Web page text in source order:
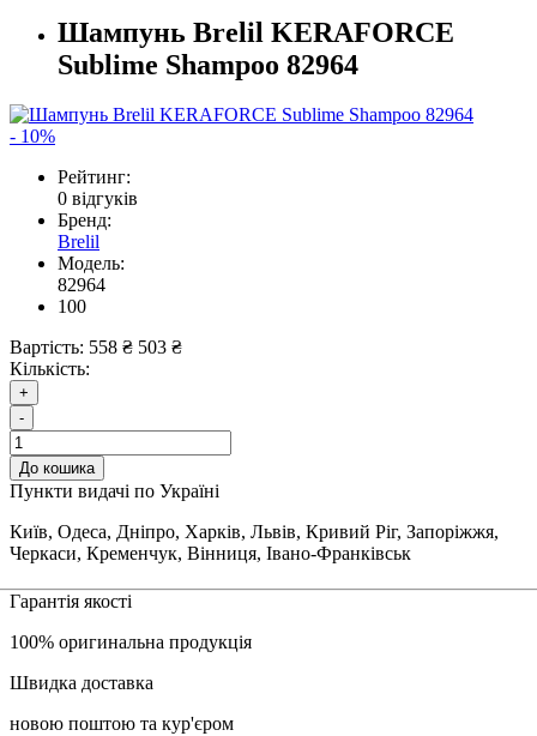
Шампунь Brelil KERAFORCE
Sublime Shampoo 82964
- 10%
Рейтинг:
0 відгуків
Бренд:
Brelil
Модель:
82964
100
Вартість: 558 ₴ 503 ₴
Кількість:
+
-
До кошика
Пункти видачі по Україні
Київ, Одеса, Дніпро, Харків, Львів, Кривий Ріг, Запоріжжя,
Черкаси, Кременчук, Вінниця, Івано-Франківськ
Гарантія якості
100% оригинальна продукція
Швидка доставка
новою поштою та кур'єром